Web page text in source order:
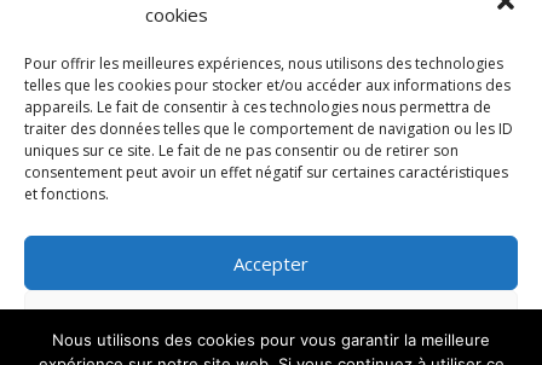
cookies
Pour offrir les meilleures expériences, nous utilisons des technologies
telles que les cookies pour stocker et/ou accéder aux informations des
appareils. Le fait de consentir à ces technologies nous permettra de
traiter des données telles que le comportement de navigation ou les ID
uniques sur ce site. Le fait de ne pas consentir ou de retirer son
consentement peut avoir un effet négatif sur certaines caractéristiques
et fonctions.
Accepter
Refuser
RÉALISATION
Recherches fréquentes
Nous utilisons des cookies pour vous garantir la meilleure